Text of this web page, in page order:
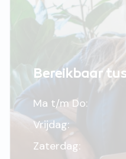
Bereikbaar
Ma t/m Do:
Vrijdag:
Zaterdag: